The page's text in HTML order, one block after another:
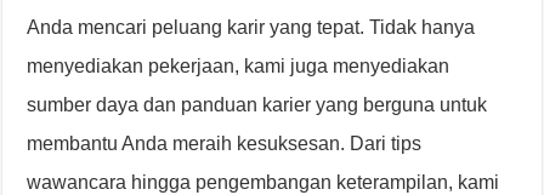
Anda mencari peluang karir yang tepat. Tidak hanya
menyediakan pekerjaan, kami juga menyediakan
sumber daya dan panduan karier yang berguna untuk
membantu Anda meraih kesuksesan. Dari tips
wawancara hingga pengembangan keterampilan, kami